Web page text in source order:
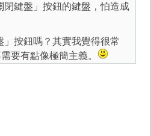
鍵盤」按鈕的鍵盤，怕造成
按鈕嗎？其實我覺得很常
要有點像極簡主義。